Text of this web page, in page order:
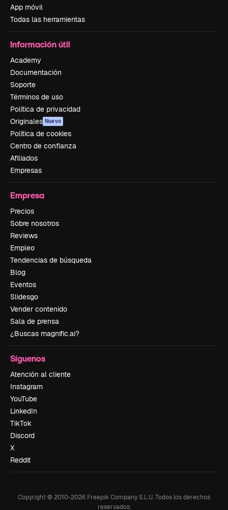
App móvil
Todas las herramientas
Información útil
Academy
Documentación
Soporte
Términos de uso
Política de privacidad
Originales Nuevo
Política de cookies
Centro de confianza
Afiliados
Empresas
Empresa
Precios
Sobre nosotros
Reviews
Empleo
Tendencias de búsqueda
Blog
Eventos
Slidesgo
Vender contenido
Sala de prensa
¿Buscas magnific.ai?
Síguenos
Atención al cliente
Instagram
YouTube
LinkedIn
TikTok
Discord
X
Reddit
Copyright © 2010-2026 Freepik Company S.L.U.Todos los derechos
reservados.